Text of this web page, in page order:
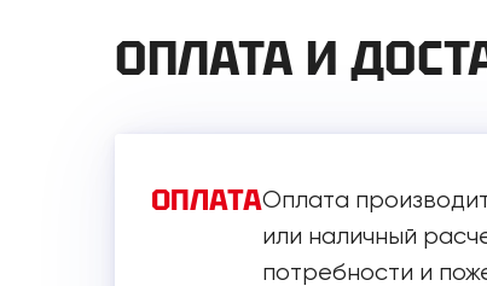
ОПЛАТА И
ОПЛАТАОплата
или наличный
потребности и